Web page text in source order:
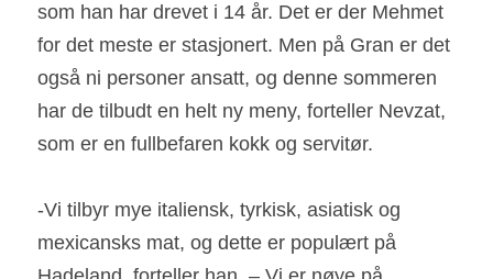
som han har drevet i 14 år. Det er der Mehmet
for det meste er stasjonert. Men på Gran er det
også ni personer ansatt, og denne sommeren
har de tilbudt en helt ny meny, forteller Nevzat,
som er en fullbefaren kokk og servitør.
-Vi tilbyr mye italiensk, tyrkisk, asiatisk og
mexicansks mat, og dette er populært på